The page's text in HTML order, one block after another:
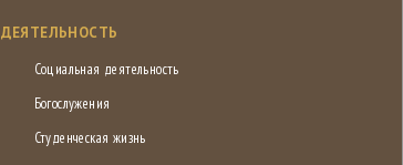
ДЕЯТЕЛЬНОСТЬ
Социальная деятельность
Богослужения
Студенческая жизнь